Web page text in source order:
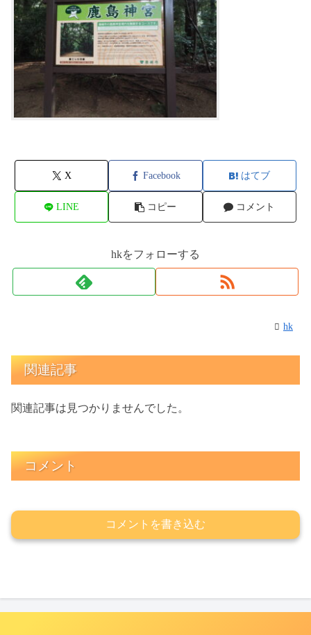
X Facebook はてブ
LINE コピー コメント
hkをフォローする
hk
関連記事
関連記事は見つかりませんでした。
コメント
コメントを書き込む